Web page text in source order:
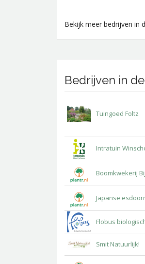
Bekijk meer bedrijven in
Bedrijven in
Tuingoed Foltz
Intratuin
Boomkwekerij
Japanse
Flobus
Smit Natuurlijk!